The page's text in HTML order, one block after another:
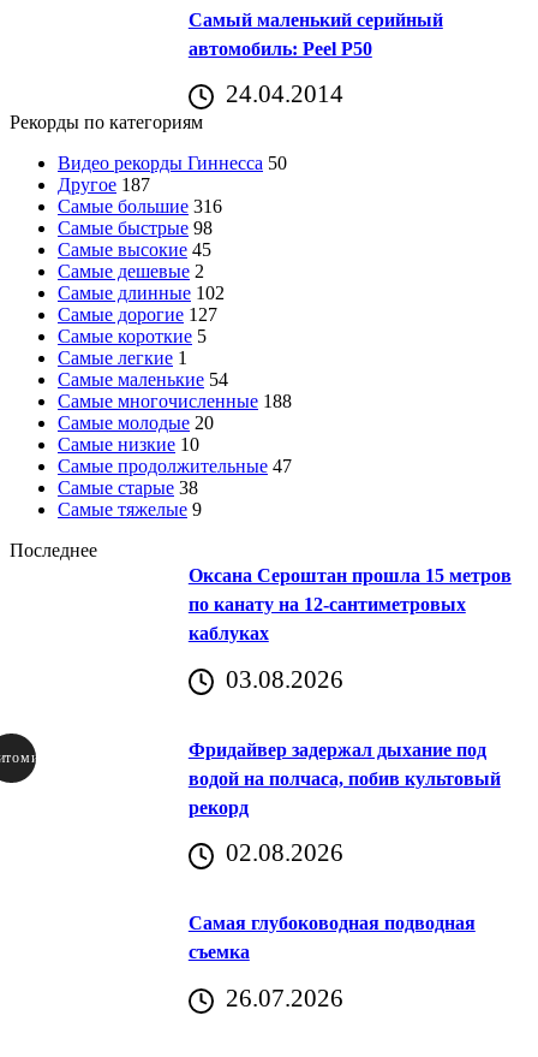
Самый маленький серийный
автомобиль: Peel P50
24.04.2014
Рекорды по категориям
Видео рекорды Гиннесса 50
Другое 187
Самые большие 316
Самые быстрые 98
Самые высокие 45
Самые дешевые 2
Самые длинные 102
Самые дорогие 127
Самые короткие 5
Самые легкие 1
Самые маленькие 54
Самые многочисленные 188
Самые молодые 20
Самые низкие 10
Самые продолжительные 47
Самые старые 38
Самые тяжелые 9
Последнее
Оксана Сероштан прошла 15 метров
по канату на 12-сантиметровых
каблуках
03.08.2026
Фридайвер задержал дыхание под
водой на полчаса, побив культовый
рекорд
02.08.2026
Самая глубоководная подводная
съемка
26.07.2026